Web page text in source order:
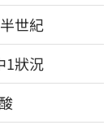
世紀
1狀況